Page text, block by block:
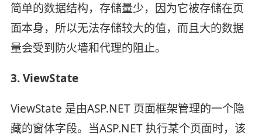
简单的数据结构，存储量少，因为它被存储在页
面本身，所以无法存储较大的值，而且大的数据
量会受到防火墙和代理的阻止。
3. ViewState
ViewState 是由ASP.NET 页面框架管理的一个隐
藏的窗体字段。当ASP.NET 执行某个页面时，该